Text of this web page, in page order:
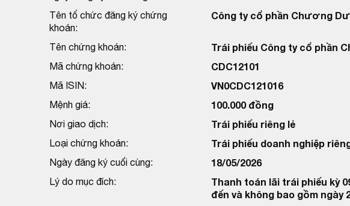
Tên tổ chức đăng ký chứng
khoán:
Công ty cổ phần Chương
Tên chứng khoán: Trái phiếu Công ty cổ phần
Mã chứng khoán: CDC12101
Mã ISIN: VN0CDC121016
Mệnh giá: 100.000 đồng
Nơi giao dịch: Trái phiếu riêng lẻ
Loại chứng khoán: Trái phiếu doanh nghiệp
Ngày đăng ký cuối cùng: 18/05/2026
Lý do mục đích:
Thanh toán lãi trái phiếu kỳ
đến và không bao gồm ngày